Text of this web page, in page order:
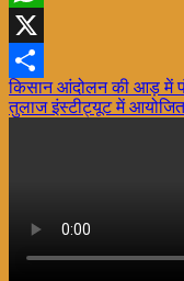
WhatsApp
X
Share
Post
navigation
किसान आंदोलन की आड़ में
तुलाज इंस्टीट्यूट में